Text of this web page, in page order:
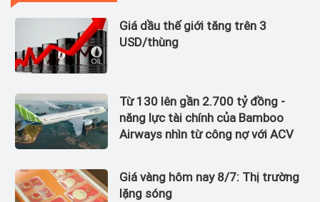
Giá dầu thế giới tăng trên 3
USD/thùng
Từ 130 lên gần 2.700 tỷ đồng -
năng lực tài chính của Bamboo
Airways nhìn từ công nợ với ACV
Giá vàng hôm nay 8/7: Thị trường
lặng sóng